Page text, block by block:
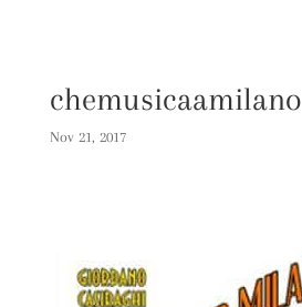
chemusicaamilano
Nov 21, 2017